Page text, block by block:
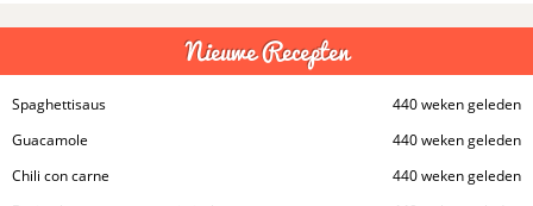
Nieuwe Recepten
440 weken geleden
Spaghettisaus
440 weken geleden
Guacamole
440 weken geleden
Chili con carne